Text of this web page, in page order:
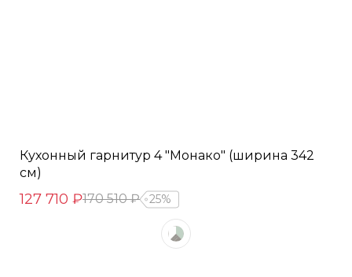
Кухонный гарнитур 4 "Монако" (ширина 342
см)
127 710 ₽170 510 ₽ 25%